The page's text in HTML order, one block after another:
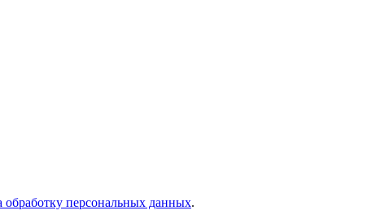
обработку персональных данных.